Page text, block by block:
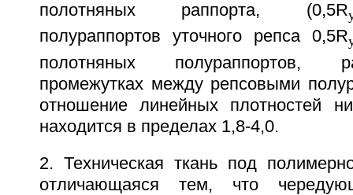
полотняных раппорта, (0,5R
полураппортов уточного репса 0,5R
полотняных полураппортов,
промежутках между репсовыми
отношение линейных плотностей
находится в пределах 1,8-4,0.
2. Техническая ткань под
отличающаяся тем, что